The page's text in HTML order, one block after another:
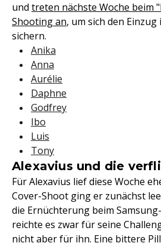
und treten nächste Woche beim
Shooting an, um sich den Einzug
sichern.
Anika
Anna
Aurélie
Daphne
Godfrey
Ibo
Luis
Tony
Alexavius und die
Für Alexavius lief diese Woche
Cover-Shoot ging er zunächst
die Ernüchterung beim
reichte es zwar für seine
nicht aber für ihn. Eine bittere